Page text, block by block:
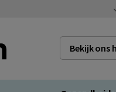
Bekijk ons